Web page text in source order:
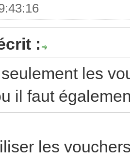
:
les
il faut
les